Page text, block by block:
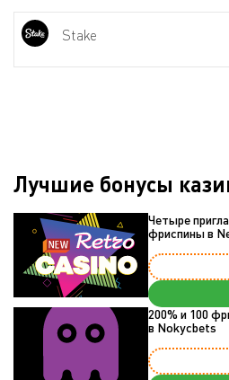
Stake
Лучшие бонусы
Четыре
фриспины в
200% и 100
в Nokycbets